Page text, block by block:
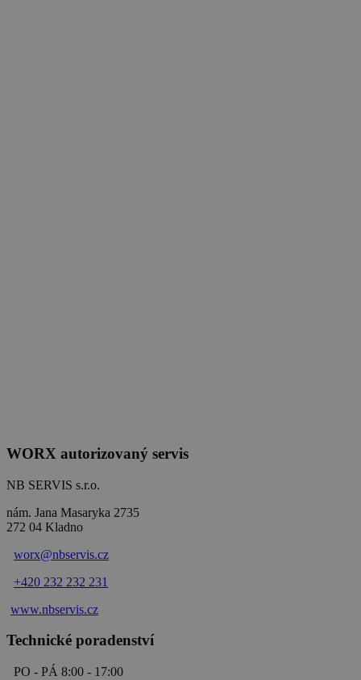
WORX autorizovaný servis
NB SERVIS s.r.o.
nám. Jana Masaryka 2735
272 04 Kladno
worx@nbservis.cz
+420 232 232 231
www.nbservis.cz
Technické poradenství
PO - PÁ 8:00 - 17:00